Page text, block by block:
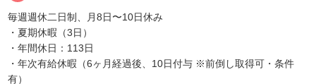
毎週週休二日制、月8日〜10日休み
・夏期休暇（3日）
・年間休日：113日
・年次有給休暇（6ヶ月経過後、10日付与 ※前倒し取得可・条件
有）